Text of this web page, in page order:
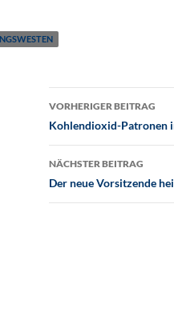
VORHERIGER BEITRAG
Kohlendioxid-Patronen
NÄCHSTER BEITRAG
Der neue Vorsitzende